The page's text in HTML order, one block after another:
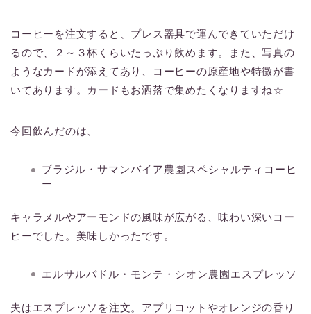
コーヒーを注文すると、プレス器具で運んできていただけ
るので、２～３杯くらいたっぷり飲めます。また、写真の
ようなカードが添えてあり、コーヒーの原産地や特徴が書
いてあります。カードもお洒落で集めたくなりますね☆
今回飲んだのは、
ブラジル・サマンバイア農園スペシャルティコーヒ
ー
キャラメルやアーモンドの風味が広がる、味わい深いコー
ヒーでした。美味しかったです。
エルサルバドル・モンテ・シオン農園エスプレッソ
夫はエスプレッソを注文。アプリコットやオレンジの香り